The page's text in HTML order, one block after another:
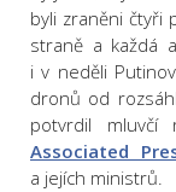
byli zraněni čtyři
straně a každá
i v neděli
dronů od
potvrdil mluvčí
Associated
a jejích ministrů.